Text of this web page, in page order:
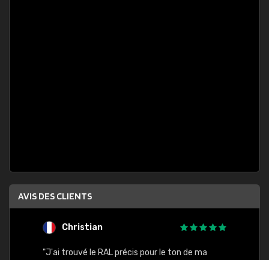
AVIS DES CLIENTS
Christian
"J'ai trouvé le RAL précis pour le ton de ma